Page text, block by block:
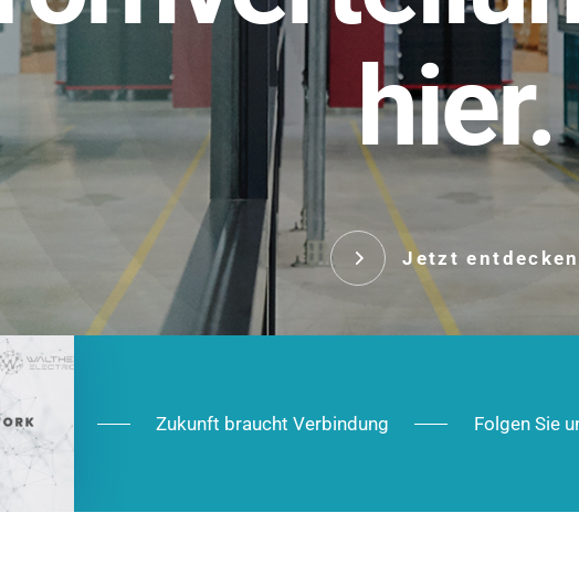
hier.
Jetzt entdecken
mit System. Robust im Alltag,
zukunftsfähig im Ausbau.
Das
robust,
Zukunft braucht Verbindung Folgen Sie